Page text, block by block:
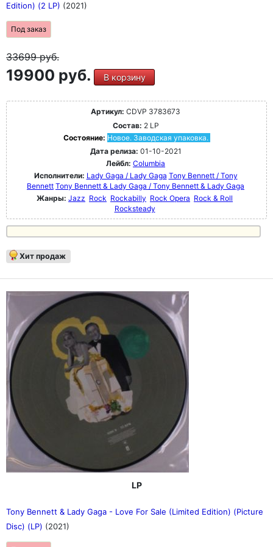
Edition) (2 LP) (2021)
Под заказ
33699руб.
19900 руб. В корзину
Артикул: CDVP 3783673
Состав: 2 LP
Состояние: Новое. Заводская упаковка.
Дата релиза: 01-10-2021
Лейбл: Columbia
Исполнители: Lady Gaga / Lady Gaga Tony Bennett / Tony
Bennett Tony Bennett & Lady Gaga / Tony Bennett & Lady Gaga
Жанры: Jazz Rock Rockabilly Rock Opera Rock & Roll
Rocksteady
Хит продаж
LP
Tony Bennett & Lady Gaga - Love For Sale (Limited Edition) (Picture
Disc) (LP) (2021)